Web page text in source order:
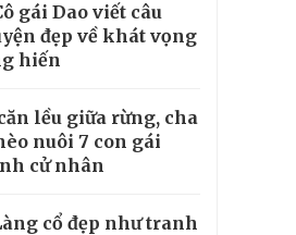
gái Dao viết câu
đẹp về khát vọng
hiến
lều giữa rừng, cha
nuôi 7 con gái
cử nhân
cổ đẹp như tranh